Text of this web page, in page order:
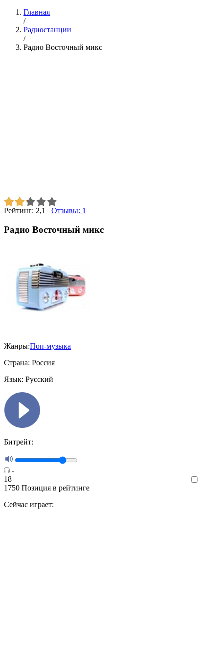
Главная
/
Радиостанции
/
Радио Восточный микс
Рейтинг: 2,1 Отзывы: 1
Радио Восточный микс
Жанры:Поп-музыка
Страна: Россия
Язык: Русский
Битрейт:
-
18
1750 Позиция в рейтинге
Сейчас играет: